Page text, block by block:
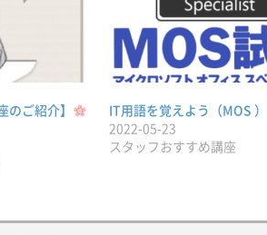
のご紹介】
IT用語を覚えよう（MOS ）
2022-05-23
スタッフおすすめ講座